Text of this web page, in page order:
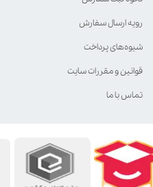
رویه ارسال سفارش
شیوه‌های پرداخت
قوانین و مقررات سایت
تماس با ما